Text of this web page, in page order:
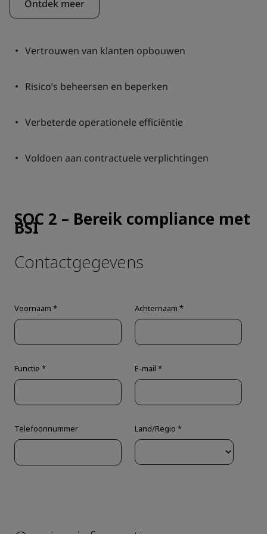
Ontdek meer
Vertrouwen van klanten opbouwen
Risico’s beheersen en beperken
Verbeterde operationele efficiëntie
Voldoen aan contractuele verplichtingen